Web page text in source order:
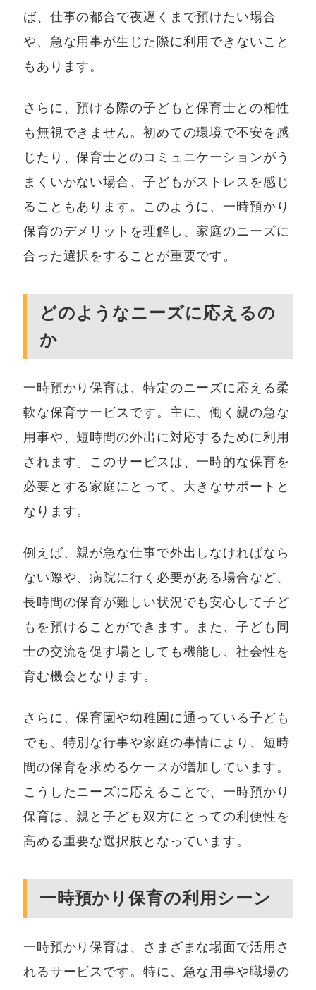
ば、仕事の都合で夜遅くまで預けたい場合
や、急な用事が生じた際に利用できないこと
もあります。
さらに、預ける際の子どもと保育士との相性
も無視できません。初めての環境で不安を感
じたり、保育士とのコミュニケーションがう
まくいかない場合、子どもがストレスを感じ
ることもあります。このように、一時預かり
保育のデメリットを理解し、家庭のニーズに
合った選択をすることが重要です。
どのようなニーズに応えるの
か
一時預かり保育は、特定のニーズに応える柔
軟な保育サービスです。主に、働く親の急な
用事や、短時間の外出に対応するために利用
されます。このサービスは、一時的な保育を
必要とする家庭にとって、大きなサポートと
なります。
例えば、親が急な仕事で外出しなければなら
ない際や、病院に行く必要がある場合など、
長時間の保育が難しい状況でも安心して子ど
もを預けることができます。また、子ども同
士の交流を促す場としても機能し、社会性を
育む機会となります。
さらに、保育園や幼稚園に通っている子ども
でも、特別な行事や家庭の事情により、短時
間の保育を求めるケースが増加しています。
こうしたニーズに応えることで、一時預かり
保育は、親と子ども双方にとっての利便性を
高める重要な選択肢となっています。
一時預かり保育の利用シーン
一時預かり保育は、さまざまな場面で活用さ
れるサービスです。特に、急な用事や職場の